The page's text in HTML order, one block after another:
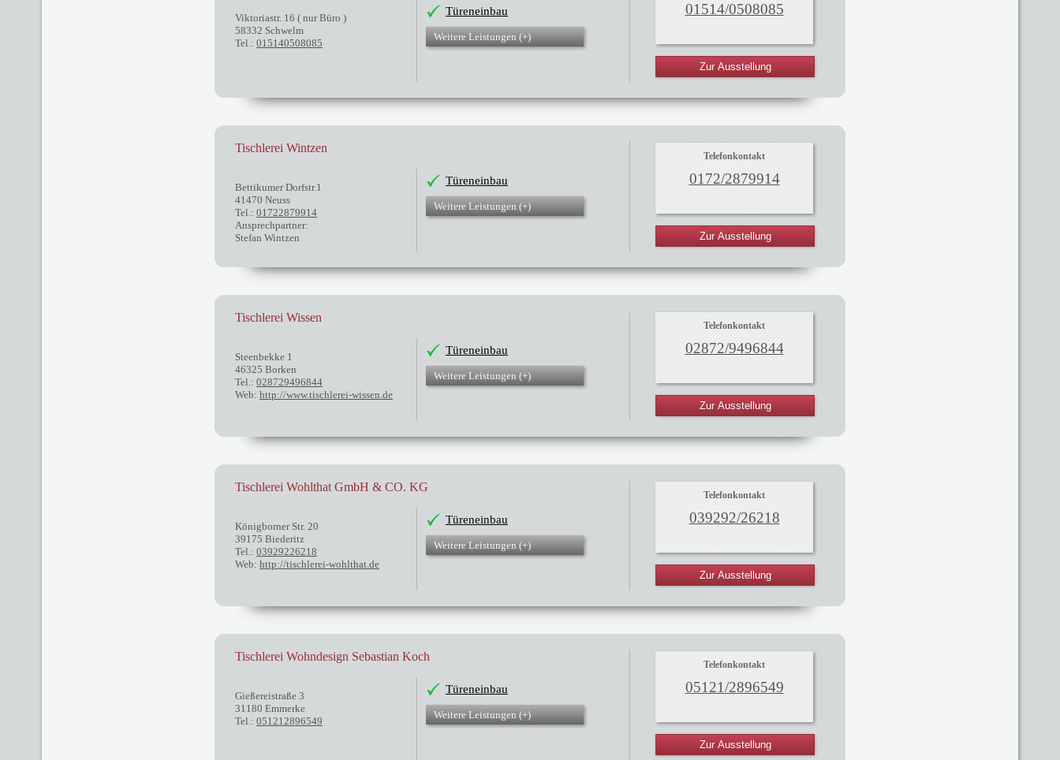
Viktoriastr. 16 ( nur Büro )
58332 Schwelm
Tel.: 015140508085
Türeneinbau
Weitere Leistungen (+)
01514/0508085
Zur Ausstellung
Tischlerei Wintzen
Bettikumer Dorfstr.1
41470 Neuss
Tel.: 01722879914
Ansprechpartner:
Stefan Wintzen
Türeneinbau
Weitere Leistungen (+)
Telefonkontakt
0172/2879914
Zur Ausstellung
Tischlerei Wissen
Steenbekke 1
46325 Borken
Tel.: 028729496844
Web: http://www.tischlerei-wissen.de
Türeneinbau
Weitere Leistungen (+)
Telefonkontakt
02872/9496844
Zur Ausstellung
Tischlerei Wohlthat GmbH & CO. KG
Königborner Str. 20
39175 Biederitz
Tel.: 03929226218
Web: http://tischlerei-wohlthat.de
Türeneinbau
Weitere Leistungen (+)
Telefonkontakt
039292/26218
Zur Ausstellung
Tischlerei Wohndesign Sebastian Koch
Gießereistraße 3
31180 Emmerke
Tel.: 051212896549
Türeneinbau
Weitere Leistungen (+)
Telefonkontakt
05121/2896549
Zur Ausstellung